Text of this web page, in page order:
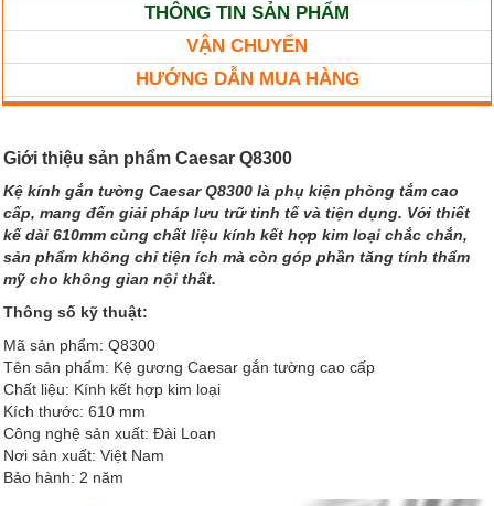
THÔNG TIN SẢN PHẨM
VẬN CHUYỂN
HƯỚNG DẪN MUA HÀNG
Giới thiệu sản phẩm Caesar Q8300
Kệ kính gắn tường Caesar Q8300 là phụ kiện phòng tắm cao
cấp, mang đến giải pháp lưu trữ tinh tế và tiện dụng. Với thiết
kế dài 610mm cùng chất liệu kính kết hợp kim loại chắc chắn,
sản phẩm không chỉ tiện ích mà còn góp phần tăng tính thẩm
mỹ cho không gian nội thất.
Thông số kỹ thuật:
Mã sản phẩm: Q8300
Tên sản phẩm: Kệ gương Caesar gắn tường cao cấp
Chất liệu: Kính kết hợp kim loại
Kích thước: 610 mm
Công nghệ sản xuất: Đài Loan
Nơi sản xuất: Việt Nam
Bảo hành: 2 năm